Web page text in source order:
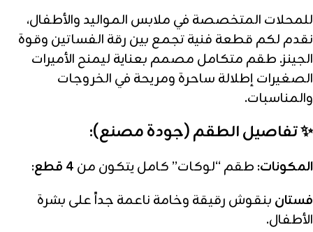
للمحلات المتخصصة في ملابس المواليد والأطفال،
نقدم لكم قطعة فنية تجمع بين رقة الفساتين وقوة
الجينز. طقم متكامل مصمم بعناية ليمنح الأميرات
الصغيرات إطلالة ساحرة ومريحة في الخروجات
والمناسبات.
✨ تفاصيل الطقم (جودة مصنع):
المكونات: طقم “لوكات” كامل يتكون من 4 قطع
:
فستان بنقوش رقيقة وخامة ناعمة جداً على بشرة
الأطفال.